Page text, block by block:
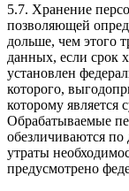
5.7. Хранение
позволяющей
дольше, чем этого
данных, если срок
установлен
которого,
которому является
Обрабатываемые
обезличиваются
утраты
предусмотрено